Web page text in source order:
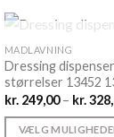
IKKE
MADLAVNING
Dressing
størrelser 13452
kr.249,00 – kr.
VÆLG